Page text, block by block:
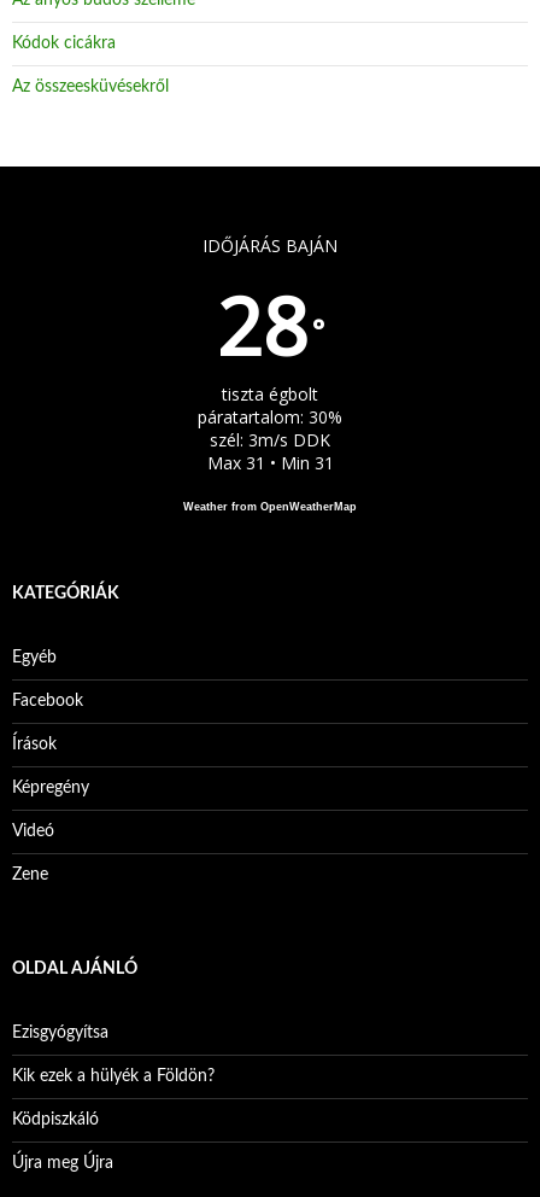
Kódok cicákra
Az összeesküvésekről
IDŐJÁRÁS BAJÁN
28°
tiszta égbolt
páratartalom: 30%
szél: 3m/s DDK
Max 31 • Min 31
Weather from OpenWeatherMap
KATEGÓRIÁK
Egyéb
Facebook
Írások
Képregény
Videó
Zene
OLDAL AJÁNLÓ
Ezisgyógyítsa
Kik ezek a hülyék a Földön?
Ködpiszkáló
Újra meg Újra